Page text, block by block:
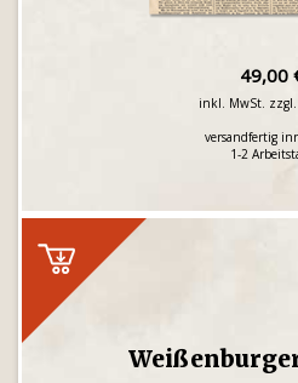
49,00
inkl. MwSt. zzgl.
versandfertig
1-2